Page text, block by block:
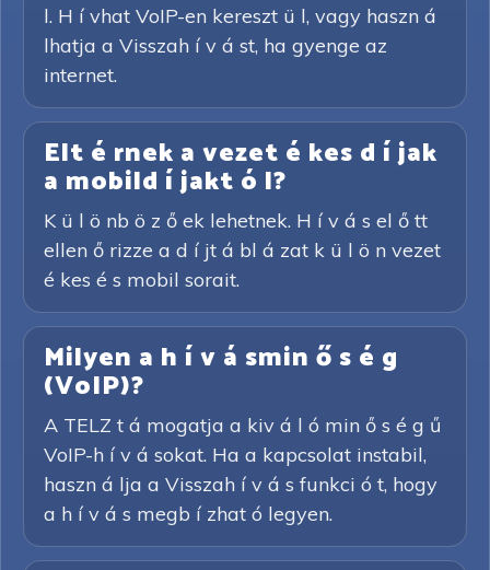
l. H í vhat VoIP-en kereszt ü l, vagy haszn á
lhatja a Visszah í v á st, ha gyenge az
internet.
Elt é rnek a vezet é kes d í jak
a mobild í jakt ó l?
K ü l ö nb ö z ő ek lehetnek. H í v á s el ő tt
ellen ő rizze a d í jt á bl á zat k ü l ö n vezet
é kes é s mobil sorait.
Milyen a h í v á smin ő s é g
(VoIP)?
A TELZ t á mogatja a kiv á l ó min ő s é g ű
VoIP-h í v á sokat. Ha a kapcsolat instabil,
haszn á lja a Visszah í v á s funkci ó t, hogy
a h í v á s megb í zhat ó legyen.